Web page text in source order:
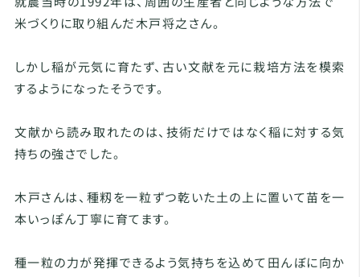
米づくりに取り組んだ木戸将之さん。
しかし稲が元気に育たず、古い文献を元に栽培方法を模索
するようになったそうです。
文献から読み取れたのは、技術だけではなく稲に対する気
持ちの強さでした。
木戸さんは、種籾を一粒ずつ乾いた土の上に置いて苗を一
本いっぽん丁寧に育てます。
種一粒の力が発揮できるよう気持ちを込めて田んぼに向か